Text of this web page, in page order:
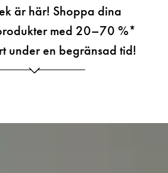
är här! Shoppa dina
med 20–70 %*
under en begränsad tid!